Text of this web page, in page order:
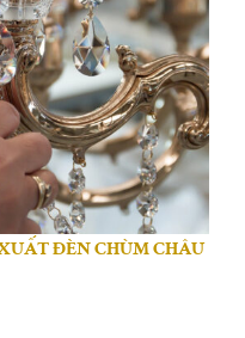
ĐÈN CHÙM CHÂU